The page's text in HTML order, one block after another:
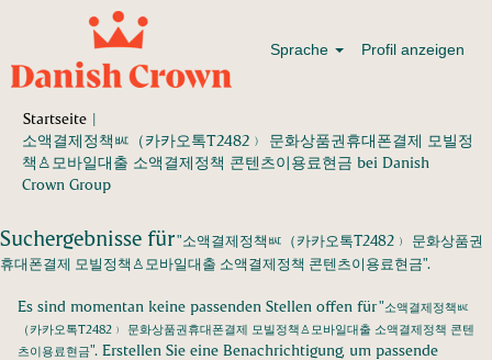
Sprache Profil anzeigen
Startseite |
소액결제정책ㅵ（카카오톡T2482﹚ 문화상품권휴대폰결제 모빌정
책♙모바일대출 소액결제정책 콘텐츠이용료현금 bei Danish
Crown Group(aktuelle
Suchergebnisse für"소액결제정책ㅵ（카카오톡T2482﹚ 문화상품권
휴대폰결제 모빌정책♙모바일대출 소액결제정책 콘텐츠이용료현금".
Es sind momentan keine passenden Stellen offen für "소액결제정책ㅵ
（카카오톡T2482﹚ 문화상품권휴대폰결제 모빌정책♙모바일대출 소액결제정책 콘텐
츠이용료현금". Erstellen Sie eine Benachrichtigung, um passende